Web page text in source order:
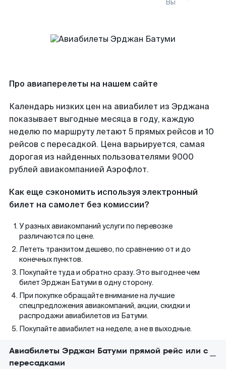
Вы
Про авиаперелеты на нашем сайте
Календарь низких цен на авиабилет из Эрджана
показывает выгодные месяца в году, каждую
неделю по маршруту летают 5 прямых рейсов и 10
рейсов с пересадкой. Цена варьируется, самая
дорогая из найденных пользователями 9000
рублей авиакомпанией Аэрофлот.
Как еще сэкономить используя электронный
билет на самолет без комиссии?
У разных авиакомпаний услуги по перевозке
различаются по цене.
Лететь транзитом дешево, по сравнению от и до
конечных пунктов.
Покупайте туда и обратно сразу. Это выгоднее чем
билет Эрджан Батуми в одну сторону.
При покупке обращайте внимание на лучшие
спецпредложения авиакомпаний, акции, скидки и
распродажи авиабилетов из Батуми.
Покупайте авиабилет на неделе, а не в выходные.
Авиабилеты Эрджан Батуми прямой рейс или с
пересадками